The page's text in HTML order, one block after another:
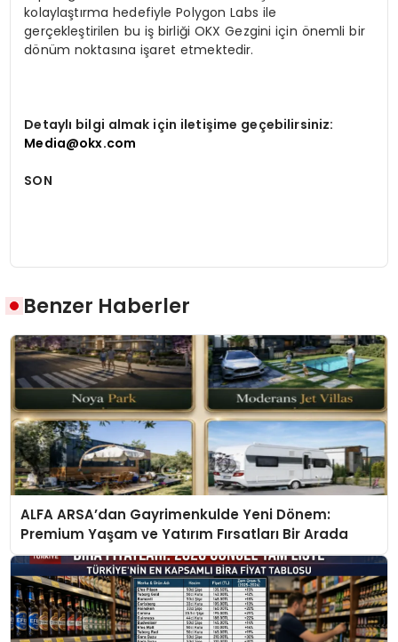
kolaylaştırma hedefiyle Polygon Labs ile
gerçekleştirilen bu iş birliği OKX Gezgini için önemli bir
dönüm noktasına işaret etmektedir.
Detaylı bilgi almak için iletişime geçebilirsiniz:
Media@okx.com
SON
Benzer Haberler
ALFA ARSA’dan Gayrimenkulde Yeni Dönem:
Premium Yaşam ve Yatırım Fırsatları Bir Arada